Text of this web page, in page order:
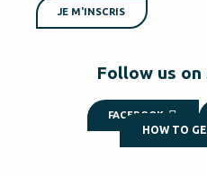
JE M'INSCRIS
Follow us on
FACEBOOK
HOW TO